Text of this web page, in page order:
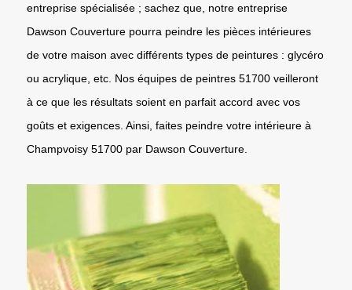
entreprise spécialisée ; sachez que, notre entreprise
Dawson Couverture pourra peindre les pièces intérieures
de votre maison avec différents types de peintures : glycéro
ou acrylique, etc. Nos équipes de peintres 51700 veilleront
à ce que les résultats soient en parfait accord avec vos
goûts et exigences. Ainsi, faites peindre votre intérieure à
Champvoisy 51700 par Dawson Couverture.